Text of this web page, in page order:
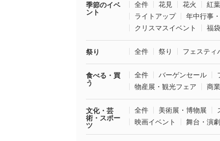
季節のイベ
ント
全件 花見 花火
紅葉
ライトアップ
年中行事
クリスマスイベント
福
祭り 全件 祭り フェスティ
食べる・買
う
全件 バーゲンセール
物産展・観光フェア
商
文化・芸
術・スポー
ツ
全件 美術展・博物展
映画イベント
舞台・演劇